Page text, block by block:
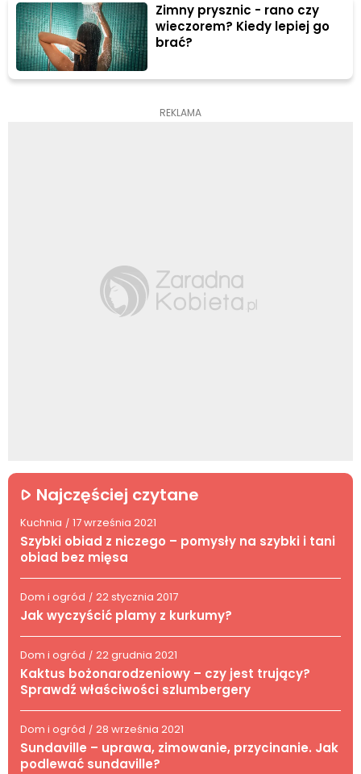
Zimny prysznic - rano czy
wieczorem? Kiedy lepiej go
brać?
REKLAMA
Najczęściej czytane
Kuchnia / 17 września 2021
Szybki obiad z niczego – pomysły na szybki i tani
obiad bez mięsa
Dom i ogród / 22 stycznia 2017
Jak wyczyścić plamy z kurkumy?
Dom i ogród / 22 grudnia 2021
Kaktus bożonarodzeniowy – czy jest trujący?
Sprawdź właściwości szlumbergery
Dom i ogród / 28 września 2021
Sundaville – uprawa, zimowanie, przycinanie. Jak
podlewać sundaville?